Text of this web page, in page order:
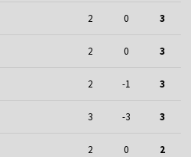
2 0 3
2 0 3
2 -1 3
3 -3 3
2 0 2